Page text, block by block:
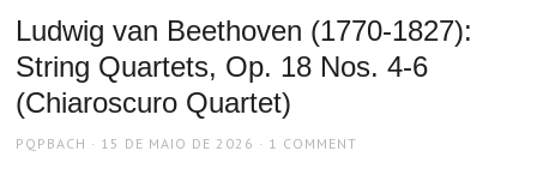
Ludwig van Beethoven (1770-1827):
String Quartets, Op. 18 Nos. 4-6
(Chiaroscuro Quartet)
AUTHOR
PQPBACH
POSTED
15 DE MAIO DE 2026 1 COMMENT